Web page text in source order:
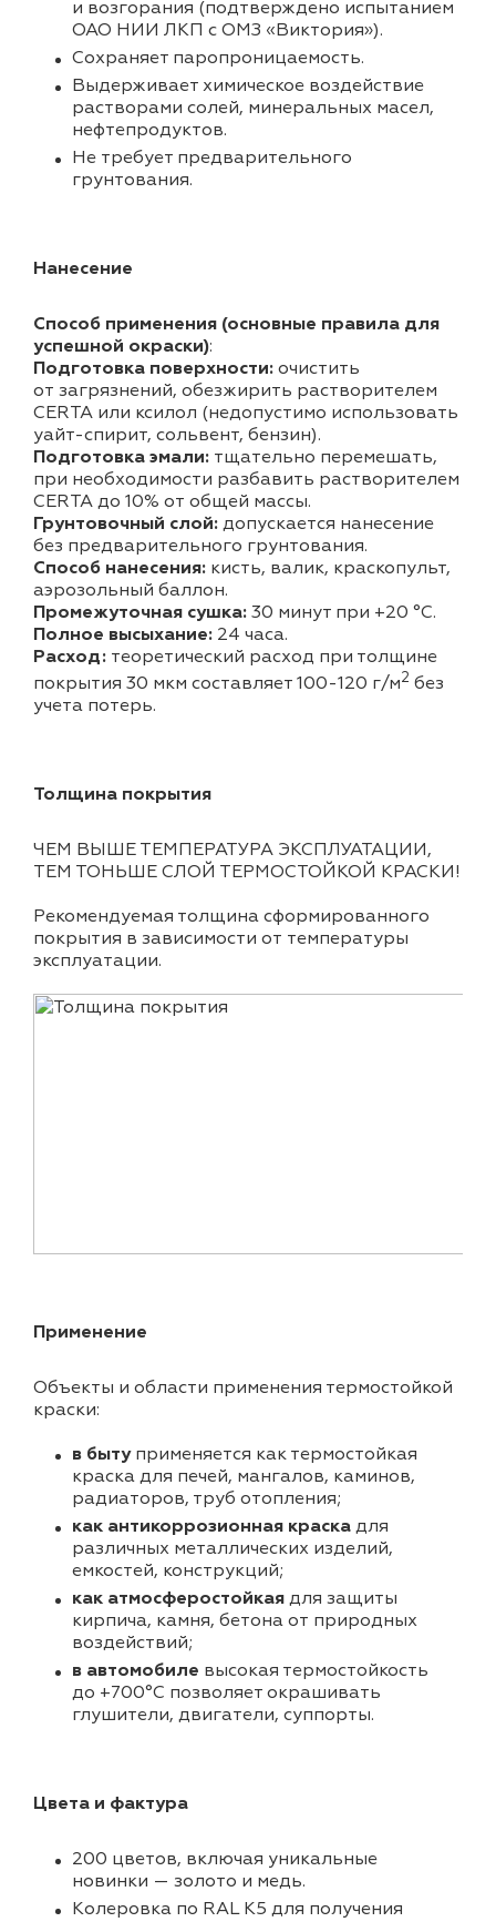
и возгорания (подтверждено испытанием
ОАО НИИ ЛКП с ОМЗ «Виктория»).
Cохраняет паропроницаемость.
Выдерживает химическое воздействие
растворами солей, минеральных масел,
нефтепродуктов.
Не требует предварительного
грунтования.
Нанесение
Способ применения (основные правила для
успешной окраски):
Подготовка поверхности: очистить
от загрязнений, обезжирить растворителем
CERTA или ксилол (недопустимо использовать
уайт-спирит, сольвент, бензин).
Подготовка эмали: тщательно перемешать,
при необходимости разбавить растворителем
CERTA до 10% от общей массы.
Грунтовочный слой: допускается нанесение
без предварительного грунтования.
Способ нанесения: кисть, валик, краскопульт,
аэрозольный баллон.
Промежуточная сушка: 30 минут при +20 °С.
Полное высыхание: 24 часа.
Расход: теоретический расход при толщине
покрытия 30 мкм составляет 100-120 г/м2 без
учета потерь.
Толщина покрытия
ЧЕМ ВЫШЕ ТЕМПЕРАТУРА ЭКСПЛУАТАЦИИ,
ТЕМ ТОНЬШЕ СЛОЙ ТЕРМОСТОЙКОЙ КРАСКИ!
Рекомендуемая толщина сформированного
покрытия в зависимости от температуры
эксплуатации.
Применение
Объекты и области применения термостойкой
краски:
в быту применяется как термостойкая
краска для печей, мангалов, каминов,
радиаторов, труб отопления;
как антикоррозионная краска для
различных металлических изделий,
емкостей, конструкций;
как атмосферостойкая для защиты
кирпича, камня, бетона от природных
воздействий;
в автомобиле высокая термостойкость
до +700°С позволяет окрашивать
глушители, двигатели, суппорты.
Цвета и фактура
200 цветов, включая уникальные
новинки — золото и медь.
Колеровка по RAL K5 для получения